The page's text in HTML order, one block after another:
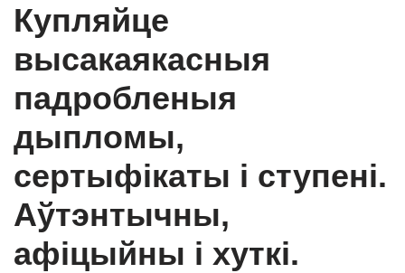
Купляйце
высакаякасныя
падробленыя
дыпломы,
сертыфікаты і ступені.
Аўтэнтычны,
афіцыйны і хуткі.